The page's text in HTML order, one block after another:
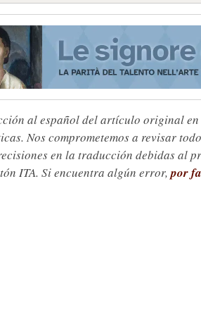
al español del artículo original
Nos comprometemos a revisar
en la traducción debidas al
ITA. Si encuentra algún error,por